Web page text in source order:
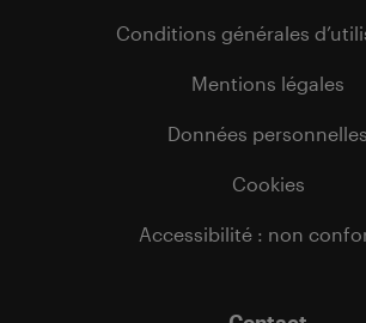
Conditions générales
Mentions légales
Données personnelles
Cookies
Accessibilité : non